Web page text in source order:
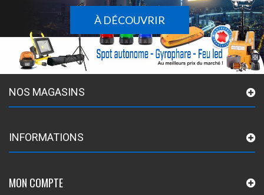
À DÉCOUVRIR
NOS MAGASINS
INFORMATIONS
MON COMPTE